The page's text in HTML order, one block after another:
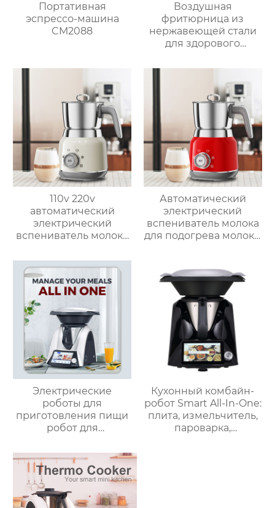
Портативная
эспрессо-машина
CM2088
Воздушная
фритюрница из
нержавеющей стали
для здорового
с низким
содержанием жира
электрическая
воздушная
фритюрница Тостер
духовка воздушная
фритюрница
110v 220v
автоматический
электрический
вспениватель молока
молока машина для
приготовления
горячего шоколада
Автоматический
электрический
вспениватель молока
для подогрева молока,
нержавеющей стали,
домашний
пароварочный
аппарат для молока
Электрические
роботы для
приготовления пищи
робот для
кухня Китай
высокоскоростной
супница кухонный
комбайн кухонная
техника Термомиксер
Кухонный комбайн-
робот Smart All-In-One:
плита, измельчитель,
пароварка,